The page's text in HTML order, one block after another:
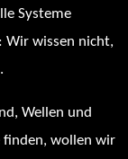
Systeme
Wir wissen nicht,
Wellen und
finden, wollen wir